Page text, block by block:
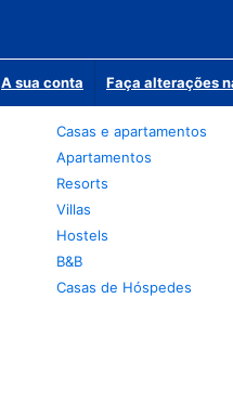
A sua conta Faça alterações
Casas e apartamentos
Apartamentos
Resorts
Villas
Hostels
B&B
Casas de Hóspedes